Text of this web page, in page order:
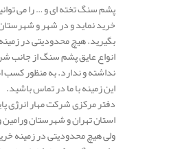
پشم سنگ تخته ای و … را می
خرید نماید و در شهر و
بگیرید. هیچ محدودیتی در
انواع عایق پشم سنگ از جانب
نداشته و ندارد. به منظور کسب
این زمینه با ما در تماس باشید.
دفتر مرکزی شرکت مهار انرژی
استان تهران و شهرستان
ولی هیچ محدودیتی در زمینه